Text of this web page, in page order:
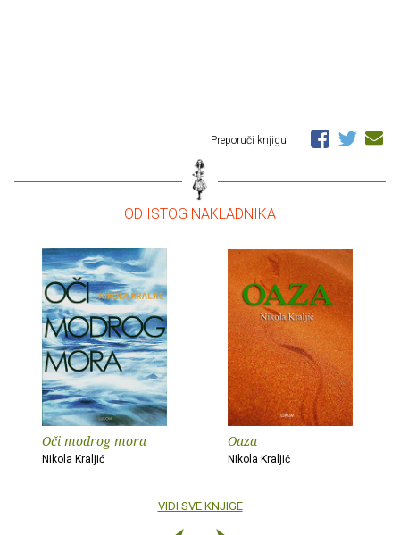
Preporuči knjigu
– OD ISTOG NAKLADNIKA –
Oči modrog mora
Nikola Kraljić
Oaza
Nikola Kraljić
VIDI SVE KNJIGE